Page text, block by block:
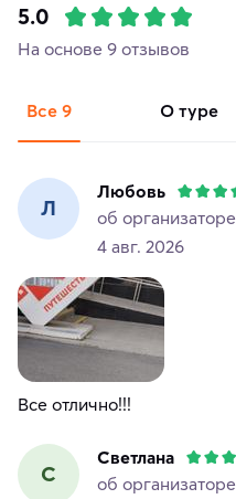
5.0
На основе 9 отзывов
Все 9 о туре
Л
Любовь
об организаторе
4 авг. 2026
Все отлично!!!
С
Светлана
об организаторе